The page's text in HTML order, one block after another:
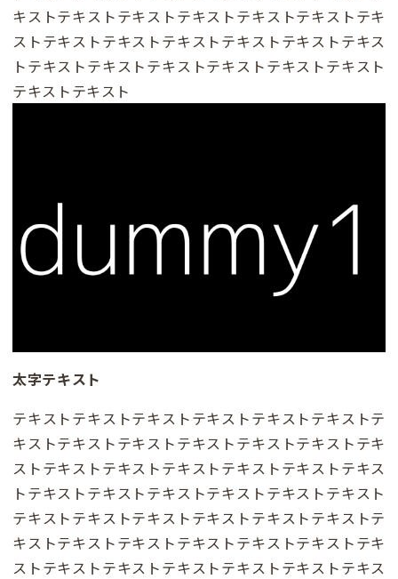
キストテキストテキストテキストテキストテキストテキ
ストテキストテキストテキストテキストテキストテキス
トテキストテキストテキストテキストテキストテキスト
テキストテキスト
太字テキスト
テキストテキストテキストテキストテキストテキストテ
キストテキストテキストテキストテキストテキストテキ
ストテキストテキストテキストテキストテキストテキス
トテキストテキストテキストテキストテキストテキスト
テキストテキストテキストテキストテキストテキストテ
キストテキストテキストテキストテキストテキストテキ
ストテキストテキストテキストテキストテキストテキス